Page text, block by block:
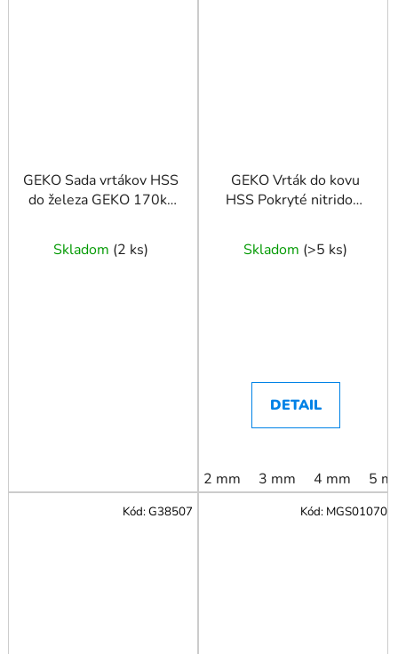
GEKO Sada vrtákov HSS
do železa GEKO 170ks
Skladom (2 ks)
GEKO Vrták do kovu
HSS Pokryté nitridom
Skladom (>5 ks)
DETAIL
2 mm 3 mm 4 mm 5
Kód:G38507 Kód: MGS01070